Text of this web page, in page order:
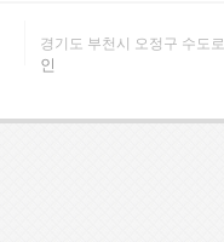
경기도 부천시 오정구 수도
인